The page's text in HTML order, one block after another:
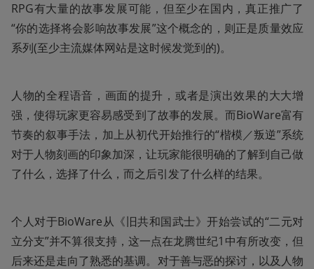
RPG有大量的故事发展可能，但至少在国内，真正推广了
“你的选择将会影响故事发展”这个概念的，则正是质量效应
系列(至少主流媒体网站是这时候发觉到的)。
人物的全程语音，画面的提升，或者是演出效果的大大增
强，使得玩家更容易感受到了故事的发展。而BioWare富有
节奏的叙事手法，加上从初代开始推行的“楷模／叛逆”系统
对于人物刻画的印象加深，让玩家能很明确的了解到自己做
了什么，选择了什么，而之后引发了什么样的结果。
个人对于BioWare从《旧共和国武士》开始尝试的“二元对
立分支”并不算很支持，这一点在龙腾世纪1中有所改变，但
后来还是走向了熟悉的基调。对于善与恶的探讨，以及人物